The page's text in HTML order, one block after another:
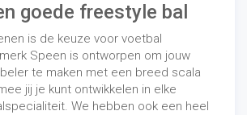
goede freestyle bal
is de keuze voor voetbal
Speen is ontworpen om jouw
te maken met een breed scala
jij je kunt ontwikkelen in elke
We hebben ook een heel